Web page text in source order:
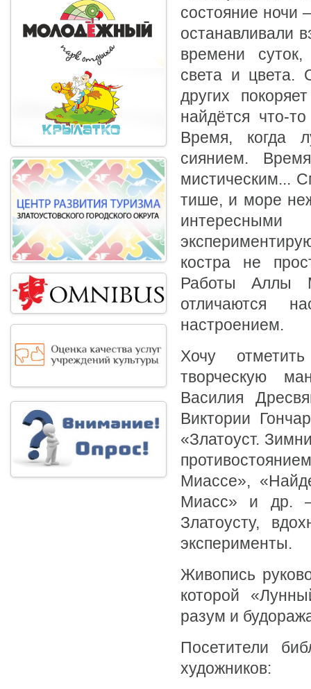
состояние ночи
останавливали
времени
света и цвета.
других
найдётся что-
Время, когда
сиянием.
мистическим...
тише, и море
костра не
Работы Аллы
отличаются
настроением.
Хочу
творческую
Василия
Виктории
«Златоуст.
Миассе»,
Миасс» и др.
Златоусту,
эксперименты.
Живопись
которой
разум и
Посетители
художников: